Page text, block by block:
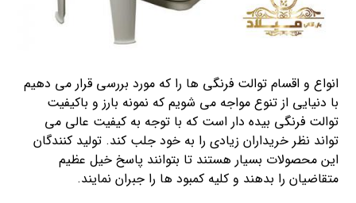
انواع و اقسام توالت فرنگی ها را که مورد بررسی قرار می دهیم
با دنیایی از تنوع مواجه می شویم که نمونه بارز و باکیفیت
توالت فرنگی بیده دار است که با توجه به کیفیت عالی می
تواند نظر خریداران زیادی را به خود جلب کند. تولید کنندگان
این محصولات بسیار هستند تا بتوانند پاسخ خیل عظیم
متقاضیان را بدهند و کلیه کمبود ها را جبران نمایند.